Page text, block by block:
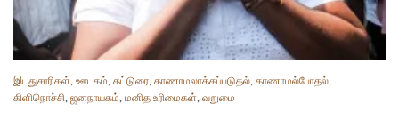
இடதுசாரிகள், ஊடகம், கட்டுரை, காணாமலாக்கப்படுதல், காணாமல்போதல்,
கிளிநொச்சி, ஜனநாயகம், மனித உரிமைகள், வறுமை